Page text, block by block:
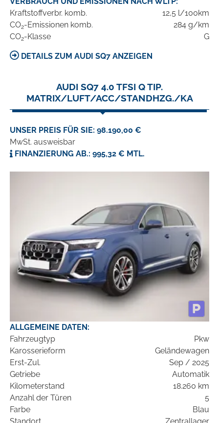
Kraftstoffverbr. komb.
12,5 l/100km
CO2-Emissionen komb.
284 g/km
CO2-Klasse G
DETAILS ZUM AUDI SQ7 ANZEIGEN
AUDI SQ7 4.0 TFSI Q TIP.
MATRIX/LUFT/ACC/STANDHZG./KA
UNSER PREIS FÜR SIE: 98.190,00 €
MwSt. ausweisbar
FINANZIERUNG AB.: 995,32 € MTL.
ALLGEMEINE DATEN:
Fahrzeugtyp
Pkw
Karosserieform
Geländewagen
Erst-Zul.
Sep / 2025
Getriebe
Automatik
Kilometerstand
18.260 km
Anzahl der Türen
5
Farbe
Blau